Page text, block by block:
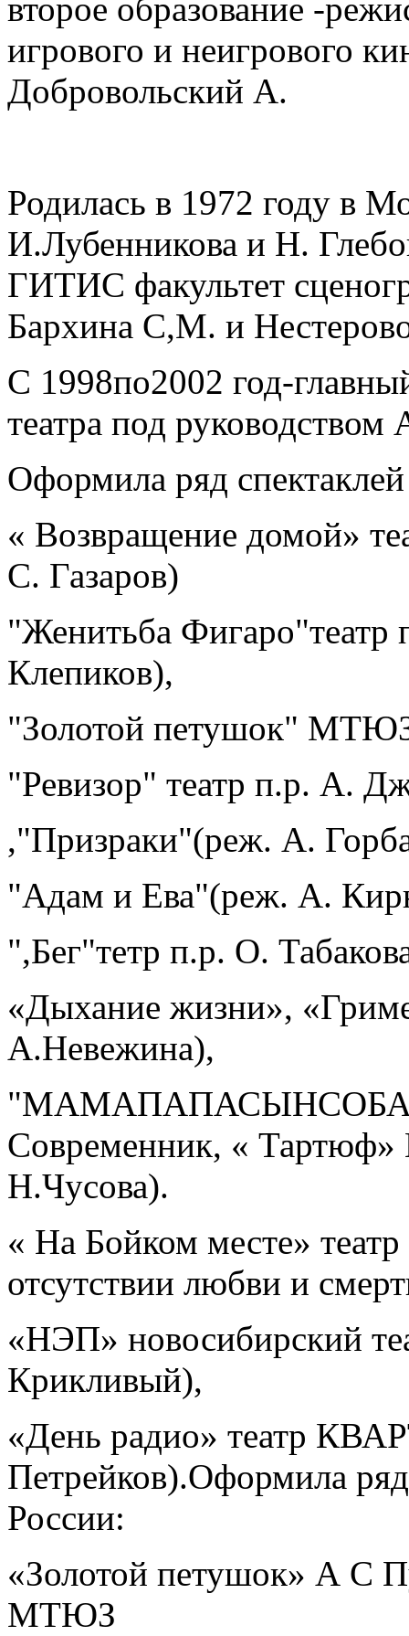
второе образование -
игрового и неигрового
Добровольский А.
Родилась в 1972 году в
И.Лубенникова и Н.
ГИТИС факультет
Бархина С,М. и
С 1998по2002 год-
театра под
Оформила ряд
« Возвращение домой»
С. Газаров)
"Женитьба
Клепиков),
"Золотой петушок"
"Ревизор" театр п.р. А.
,"Призраки"(реж. А.
"Адам и Ева"(реж. А.
",Бег"тетр п.р. О.
«Дыхание жизни»,
А.Невежина),
Современник, «
Н.Чусова).
« На Бойком месте»
отсутствии любви и
«НЭП» новосибирский
Крикливый),
«День радио» театр
Петрейков).Оформила ряд
России:
«Золотой петушок» А С
МТЮЗ